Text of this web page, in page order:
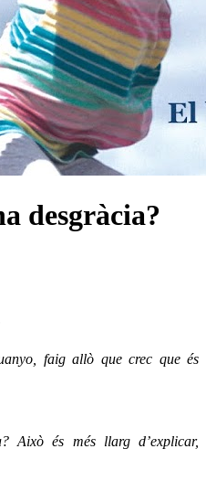
desgràcia?
faig allò que crec que és
Això és més llarg d’explicar,